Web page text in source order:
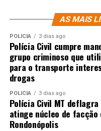
AS MAIS
POLÍCIA 3 dias ago
Polícia Civil cumpre
grupo criminoso que
para o transporte
drogas
POLÍCIA 3 dias ago
Polícia Civil MT deflagra
atinge núcleo de facção
Rondonópolis